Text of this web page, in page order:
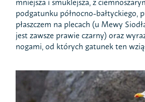
podgatunku północno-bałtyckiego,
płaszczem na plecach (u Mewy
jest zawsze prawie czarny) oraz
nogami, od których gatunek ten